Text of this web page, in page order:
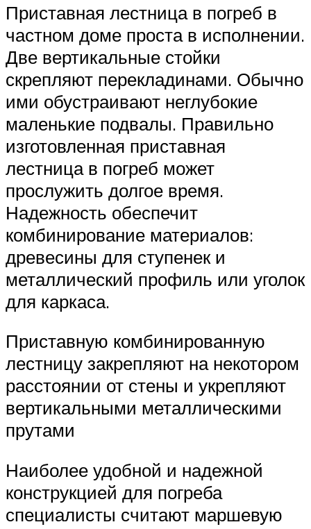
Приставная лестница в погреб в
частном доме проста в исполнении.
Две вертикальные стойки
скрепляют перекладинами. Обычно
ими обустраивают неглубокие
маленькие подвалы. Правильно
изготовленная приставная
лестница в погреб может
прослужить долгое время.
Надежность обеспечит
комбинирование материалов:
древесины для ступенек и
металлический профиль или уголок
для каркаса.
Приставную комбинированную
лестницу закрепляют на некотором
расстоянии от стены и укрепляют
вертикальными металлическими
прутами
Наиболее удобной и надежной
конструкцией для погреба
специалисты считают маршевую